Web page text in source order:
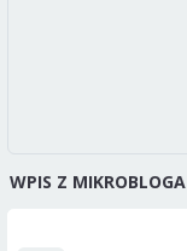
WPIS Z MIKROBLOGA